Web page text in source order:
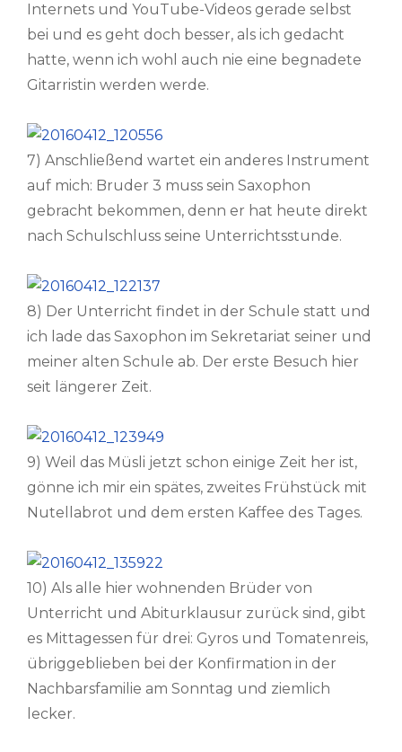
Internets und YouTube-Videos gerade selbst
bei und es geht doch besser, als ich gedacht
hatte, wenn ich wohl auch nie eine begnadete
Gitarristin werden werde.
7) Anschließend wartet ein anderes Instrument
auf mich: Bruder 3 muss sein Saxophon
gebracht bekommen, denn er hat heute direkt
nach Schulschluss seine Unterrichtsstunde.
8) Der Unterricht findet in der Schule statt und
ich lade das Saxophon im Sekretariat seiner und
meiner alten Schule ab. Der erste Besuch hier
seit längerer Zeit.
9) Weil das Müsli jetzt schon einige Zeit her ist,
gönne ich mir ein spätes, zweites Frühstück mit
Nutellabrot und dem ersten Kaffee des Tages.
10) Als alle hier wohnenden Brüder von
Unterricht und Abiturklausur zurück sind, gibt
es Mittagessen für drei: Gyros und Tomatenreis,
übriggeblieben bei der Konfirmation in der
Nachbarsfamilie am Sonntag und ziemlich
lecker.